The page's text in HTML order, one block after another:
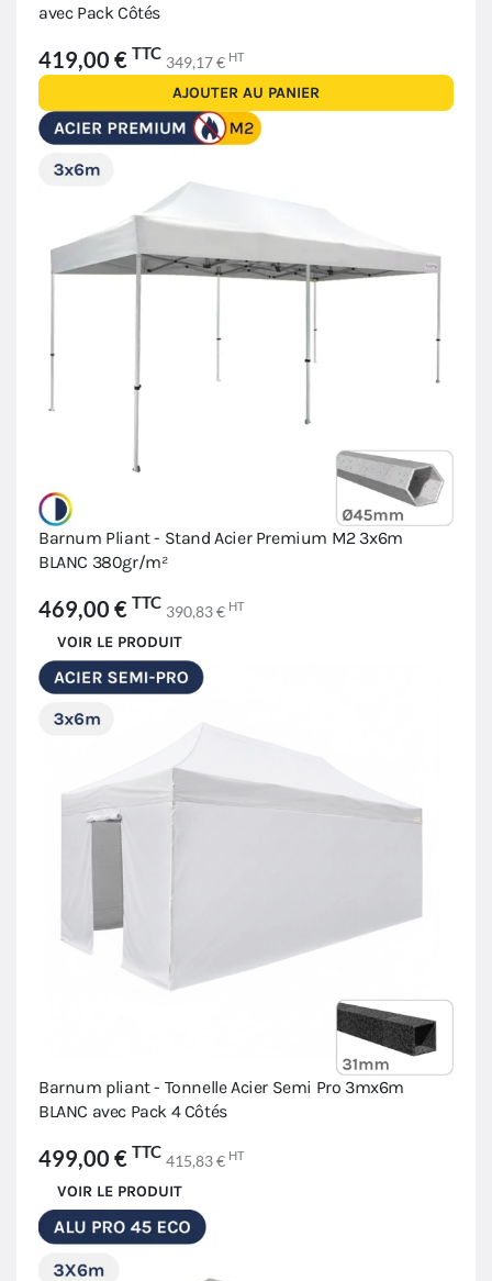
avec Pack Côtés
419,00 € TTC 349,17 € HT
AJOUTER AU PANIER
Barnum Pliant - Stand Acier Premium M2 3x6m
BLANC 380gr/m²
469,00 € TTC 390,83 € HT
VOIR LE PRODUIT
Barnum pliant - Tonnelle Acier Semi Pro 3mx6m
BLANC avec Pack 4 Côtés
499,00 € TTC 415,83 € HT
VOIR LE PRODUIT